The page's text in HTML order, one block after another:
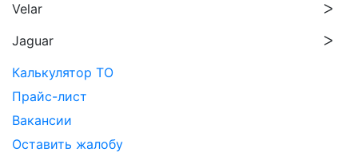
Velar
Jaguar
Калькулятор ТО
Прайс-лист
Вакансии
Оставить жалобу